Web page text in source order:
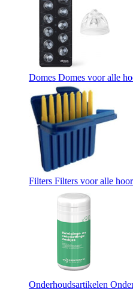
Domes Domes voor alle
Filters Filters voor alle
Onderhoudsartikelen